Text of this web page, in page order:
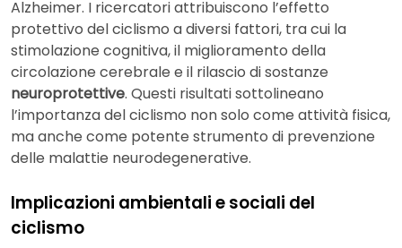
Alzheimer. I ricercatori attribuiscono l’effetto
protettivo del ciclismo a diversi fattori, tra cui la
stimolazione cognitiva, il miglioramento della
circolazione cerebrale e il rilascio di sostanze
neuroprotettive. Questi risultati sottolineano
l’importanza del ciclismo non solo come attività fisica,
ma anche come potente strumento di prevenzione
delle malattie neurodegenerative.
Implicazioni ambientali e sociali del
ciclismo